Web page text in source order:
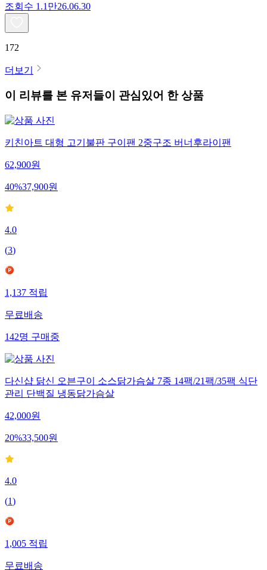
조회수 1.1만26.06.30
172
더보기
이 리뷰를 본 유저들이 관심있어 한 상품
키친아트 대형 고기불판 구이팬 2중구조 버너후라이팬
62,900원
40%37,900원
4.0
(3)
1,137 적립
무료배송
142명 구매중
다신샵 닭신 오븐구이 소스닭가슴살 7종 14팩/21팩/35팩 식단
관리 단백질 냉동닭가슴살
42,000원
20%33,500원
4.0
(1)
1,005 적립
무료배송